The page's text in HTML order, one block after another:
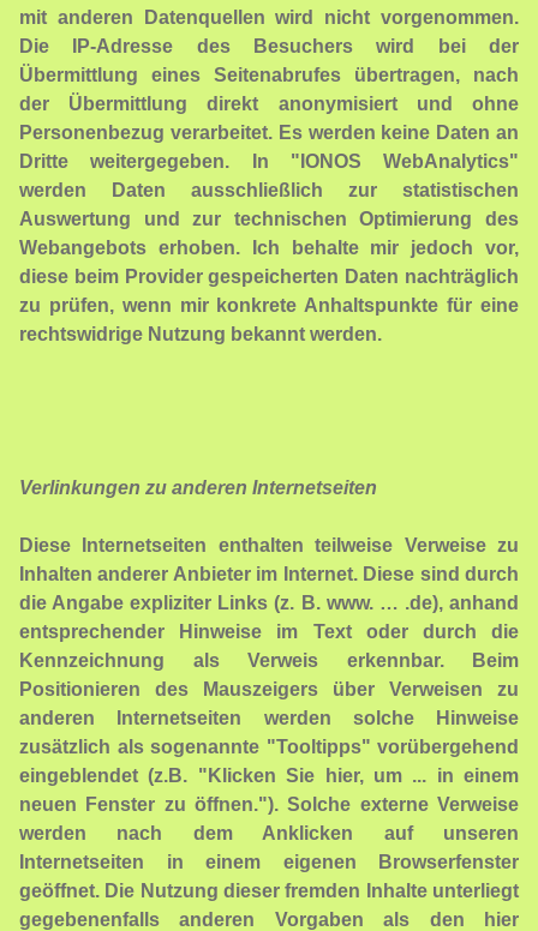
mit anderen Datenquellen wird nicht vorgenommen.
Die IP-Adresse des Besuchers wird bei der
Übermittlung eines Seitenabrufes übertragen, nach
der Übermittlung direkt anonymisiert und ohne
Personenbezug verarbeitet. Es werden keine Daten an
Dritte weitergegeben. In "IONOS WebAnalytics"
werden Daten ausschließlich zur statistischen
Auswertung und zur technischen Optimierung des
Webangebots erhoben. Ich behalte mir jedoch vor,
diese beim Provider gespeicherten Daten nachträglich
zu prüfen, wenn mir konkrete Anhaltspunkte für eine
rechtswidrige Nutzung bekannt werden.
Verlinkungen zu anderen Internetseiten
Diese Internetseiten enthalten teilweise Verweise zu
Inhalten anderer Anbieter im Internet. Diese sind durch
die Angabe expliziter Links (z. B. www. … .de), anhand
entsprechender Hinweise im Text oder durch die
Kennzeichnung als Verweis erkennbar. Beim
Positionieren des Mauszeigers über Verweisen zu
anderen Internetseiten werden solche Hinweise
zusätzlich als sogenannte "Tooltipps" vorübergehend
eingeblendet (z.B. "Klicken Sie hier, um ... in einem
neuen Fenster zu öffnen."). Solche externe Verweise
werden nach dem Anklicken auf unseren
Internetseiten in einem eigenen Browserfenster
geöffnet. Die Nutzung dieser fremden Inhalte unterliegt
gegebenenfalls anderen Vorgaben als den hier